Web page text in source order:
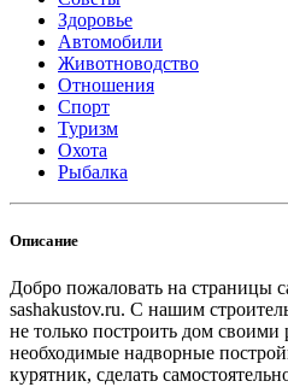
Здоровье
Автомобили
Животноводство
Отношения
Спорт
Туризм
Охота
Рыбалка
Описание
Добро пожаловать на страницы
sashakustov.ru. С нашим
не только построить дом своими
необходимые надворные
курятник, сделать